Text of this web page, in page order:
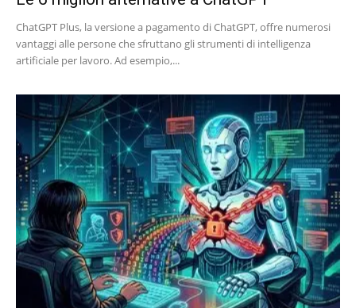
ChatGPT Plus, la versione a pagamento di ChatGPT, offre numerosi
vantaggi alle persone che sfruttano gli strumenti di intelligenza
artificiale per lavoro. Ad esempio,...